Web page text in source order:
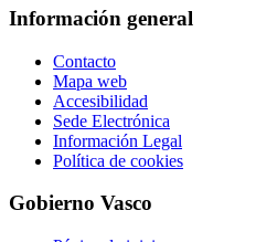
Información general
Contacto
Mapa web
Accesibilidad
Sede Electrónica
Información Legal
Política de cookies
Gobierno Vasco